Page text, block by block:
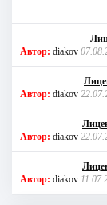
Автор: diakov
Автор: diakov
Автор: diakov
Автор: diakov